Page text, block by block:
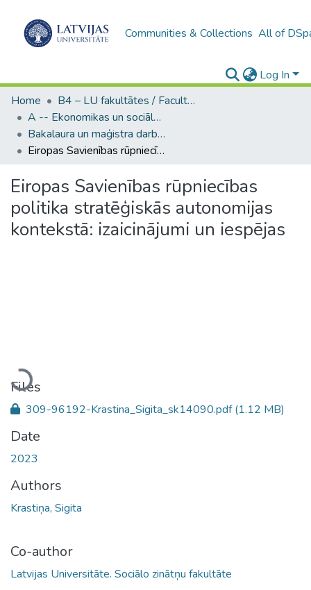
Communities & Collections All of
Log In
Home
B4 – LU fakultātes / Faculties of the UL
A -- Ekonomikas un sociālo zinātņu fakultāte / Faculty of Economics and Social Sciences
Bakalaura un maģistra darbi (ESZF) / Bachelor's and Master's theses
Eiropas Savienības rūpniecības politika stratēģiskās autonomijas kontekstā: izaicinājumi un iespējas
Eiropas Savienības rūpniecības
politika stratēģiskās autonomijas
kontekstā: izaicinājumi un iespējas
Loading...
Files
309-96192-Krastina_Sigita_sk14090.pdf(1.12 MB)
Date
2023
Authors
Krastiņa, Sigita
Co-author
Latvijas Universitāte. Sociālo zinātņu fakultāte